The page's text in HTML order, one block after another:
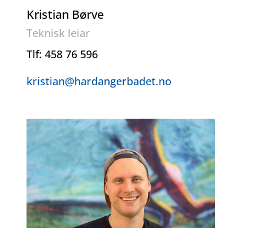
Kristian Børve
Teknisk leiar
Tlf: 458 76 596
kristian@hardangerbadet.no